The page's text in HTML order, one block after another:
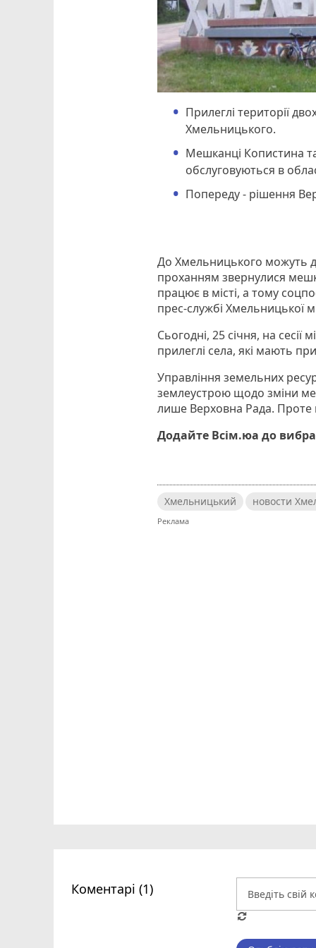
Прилеглі території
Хмельницького.
Мешканці Копистина
обслуговуються в
Попереду - рішення
До Хмельницького можуть
проханням звернулися
працює в місті, а тому
прес-службі Хмельницької
Сьогодні, 25 січня, на
прилеглі села, які мають
Управління земельних
землеустрою щодо зміни
лише Верховна Рада. Проте
Додайте Всім.юа до
Хмельницький новости
Коментарі (1)